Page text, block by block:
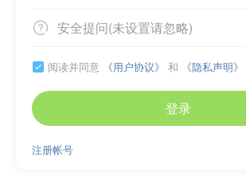
 安全提问(未设置请忽略)
 阅读并同意 《用户协议》 和 《隐私声明》
登录
注册帐号